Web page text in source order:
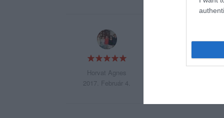
Horvat Agnes
2017. Február 4.
Többször
gyors
megfizethető.